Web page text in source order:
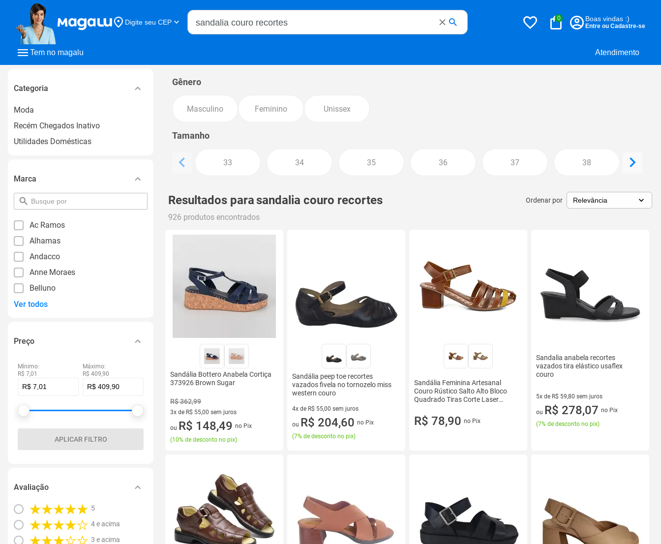
Tem no magalu Atendimento
Digite seu CEP
Buscar no Magalu
0 Boas vindas :)
Entre ou Cadastre-se
Categoria
Moda
Recém Chegados Inativo
Utilidades Domésticas
Marca
pesquisar
por
Ac Ramos
Alhamas
Andacco
Anne Moraes
Belluno
Ver todos
Preço
Mínimo:
R$ 7,01
Máximo:
R$ 409,90
APLICAR FILTRO
Avaliação
5
4 e acima
3 e acima
Gênero
Masculino Feminino Unissex
Tamanho
33 34 35 36 37 38
Resultados parasandalia couro recortes Ordenar por
926 produtos encontrados
Sandália Bottero Anabela Cortiça
373926 Brown Sugar
R$ 362,99
3x de R$ 55,00 sem juros
3 vez de R$ 55,00 sem juros
ou R$ 148,49 no Pix
(10% de desconto no pix)
Sandália peep toe recortes
vazados fivela no tornozelo miss
western couro
4x de R$ 55,00 sem juros
4 vez de R$ 55,00 sem juros
ou R$ 204,60 no Pix
(7% de desconto no pix)
Sandália Feminina Artesanal
Couro Rústico Salto Alto Bloco
Quadrado Tiras Corte Laser
R$ 78,90 no Pix
Sandalia anabela recortes
vazados tira elástico usaflex
couro
5x de R$ 59,80 sem juros
5 vez de R$ 59,80 sem juros
ou R$ 278,07 no Pix
(7% de desconto no pix)